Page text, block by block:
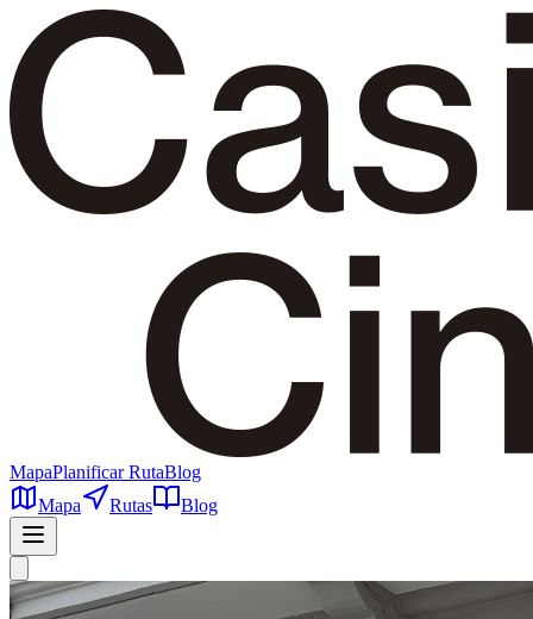
MapaPlanificar RutaBlog
Mapa
Rutas Blog